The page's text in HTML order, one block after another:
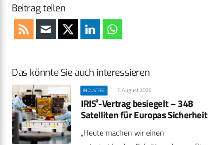
Beitrag teilen
Das könnte Sie auch interessieren
INDUSTRIE 7. August 2026
IRIS²-Vertrag besiegelt – 348
Satelliten für Europas Sicherheit
„Heute machen wir einen